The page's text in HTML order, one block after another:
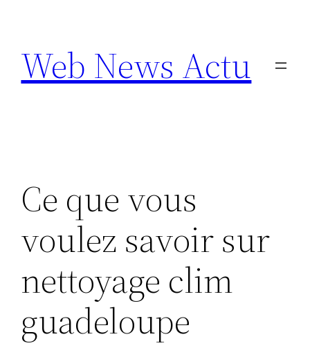
contenu
Web News Actu
Ce que vous
voulez savoir sur
nettoyage clim
guadeloupe